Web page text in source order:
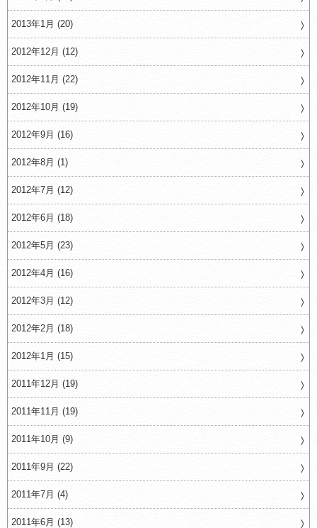
2013年1月 (20)
2012年12月 (12)
2012年11月 (22)
2012年10月 (19)
2012年9月 (16)
2012年8月 (1)
2012年7月 (12)
2012年6月 (18)
2012年5月 (23)
2012年4月 (16)
2012年3月 (12)
2012年2月 (18)
2012年1月 (15)
2011年12月 (19)
2011年11月 (19)
2011年10月 (9)
2011年9月 (22)
2011年7月 (4)
2011年6月 (13)